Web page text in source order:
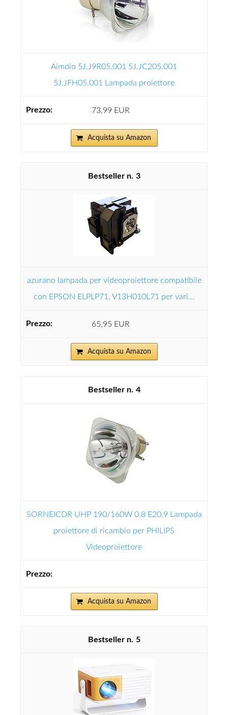
Aimdio 5J.J9R05.001 5J.JC205.001
5J.JFH05.001 Lampada proiettore
73,99 EUR
Acquista su Amazon
3
azurano lampada per videoproiettore compatibile
con EPSON ELPLP71, V13H010L71 per vari...
65,95 EUR
Acquista su Amazon
4
SORNEICDR UHP 190/160W 0.8 E20.9 Lampada
proiettore di ricambio per PHILIPS
Videoproiettore
Acquista su Amazon
5